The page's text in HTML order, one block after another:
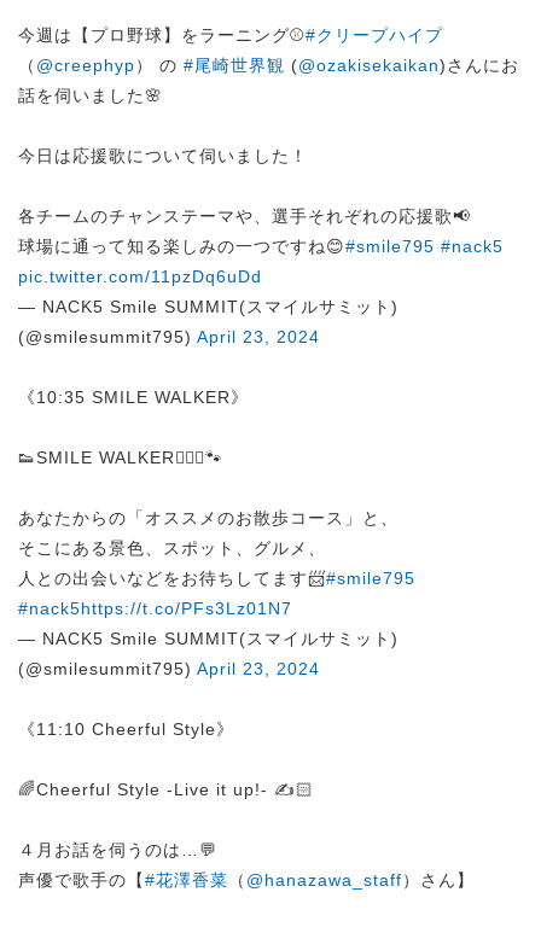
今週は【プロ野球】をラーニング⚾️#クリープハイプ
（ @creephyp） の #尾崎世界観 (@ozakisekaikan)さんにお
話を伺いました🌸
今日は応援歌について伺いました！
各チームのチャンステーマや、選手それぞれの応援歌📢
球場に通って知る楽しみの一つですね😊#smile795 #nack5
pic.twitter.com/11pzDq6uDd
— NACK5 Smile SUMMIT(スマイルサミット)
(@smilesummit795) April 23, 2024
《10:35 SMILE WALKER》
👟SMILE WALKER🚶🏻‍♀️🐾
あなたからの「オススメのお散歩コース」と、
そこにある景色、スポット、グルメ、
人との出会いなどをお待ちしてます📨#smile795
#nack5https://t.co/PFs3Lz01N7
— NACK5 Smile SUMMIT(スマイルサミット)
(@smilesummit795) April 23, 2024
《11:10 Cheerful Style》
🌈Cheerful Style -Live it up!- ✍️🏻
４月お話を伺うのは…💬
声優で歌手の【#花澤香菜 （ @hanazawa_staff）さん】